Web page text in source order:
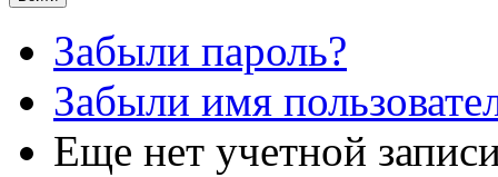
Забыли пароль?
Забыли имя
Еще нет учетной